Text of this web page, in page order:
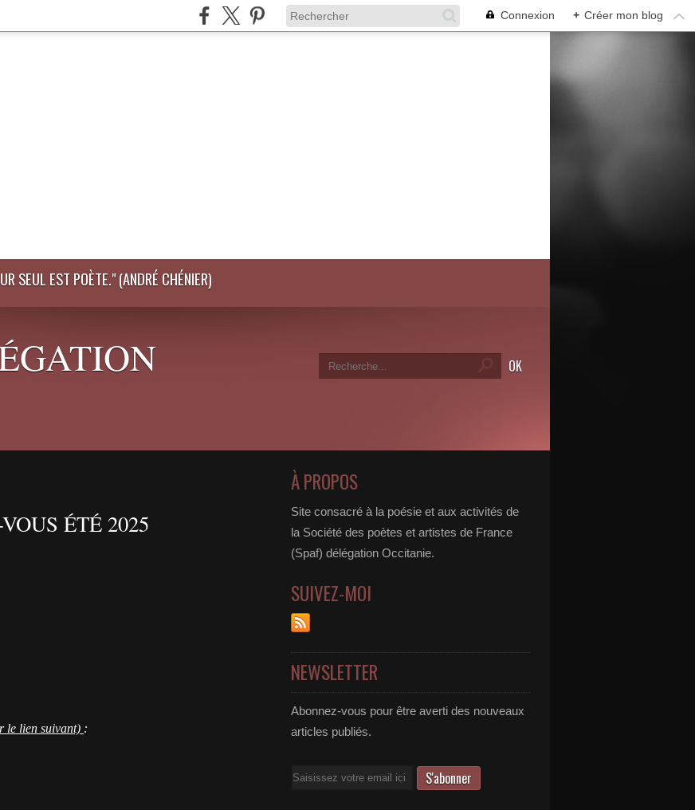
Connexion + Créer mon blog
SEUL EST POÈTE." (ANDRÉ CHÉNIER)
ÉTÉ 2025
le lien suivant) :
À PROPOS
Site consacré à la poésie et aux activités de
la Société des poètes et artistes de France
(Spaf) délégation Occitanie.
SUIVEZ-MOI
NEWSLETTER
Abonnez-vous pour être averti des nouveaux
articles publiés.
Email